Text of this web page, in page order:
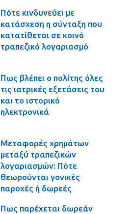
Πότε κινδυνεύει με
κατάσχεση η σύνταξη που
κατατίθεται σε κοινό
τραπεζικό λογαριασμό
Πως βλέπει ο πολίτης όλες
τις ιατρικές εξετάσεις του
και το ιστορικό
ηλεκτρονικά
Μεταφορές χρημάτων
μεταξύ τραπεζικών
λογαριασμών: Πότε
θεωρούνται γονικές
παροχές ή δωρεές
Πως παρέχεται δωρεάν